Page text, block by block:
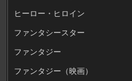
ヒーロー・ヒロイン
ファンタシースター
ファンタジー
ファンタジー（映画）